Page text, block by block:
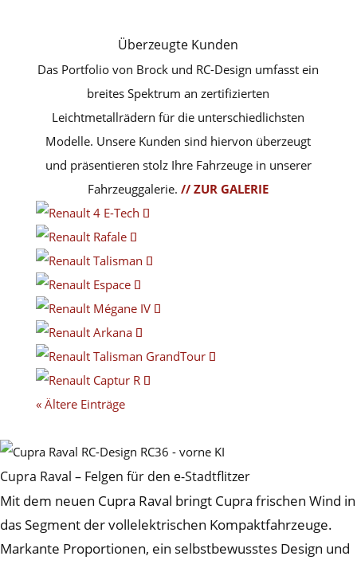
Überzeugte Kunden
Das Portfolio von Brock und RC-Design umfasst ein
breites Spektrum an zertifizierten
Leichtmetallrädern für die unterschiedlichsten
Modelle. Unsere Kunden sind hiervon überzeugt
und präsentieren stolz Ihre Fahrzeuge in unserer
Fahrzeuggalerie.// ZUR GALERIE
« Ältere Einträge
Cupra Raval – Felgen für den e-Stadtflitzer
Mit dem neuen Cupra Raval bringt Cupra frischen Wind in
das Segment der vollelektrischen Kompaktfahrzeuge.
Markante Proportionen, ein selbstbewusstes Design und